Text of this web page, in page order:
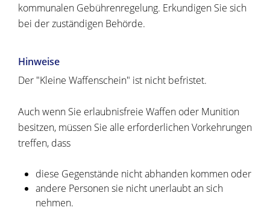
kommunalen Gebührenregelung. Erkundigen Sie sich
bei der zuständigen Behörde.
Hinweise
Der "Kleine Waffenschein" ist nicht befristet.
Auch wenn Sie erlaubnisfreie Waffen oder Munition
besitzen, müssen Sie alle erforderlichen Vorkehrungen
treffen, dass
diese Gegenstände nicht abhanden kommen oder
andere Personen sie nicht unerlaubt an sich
nehmen.